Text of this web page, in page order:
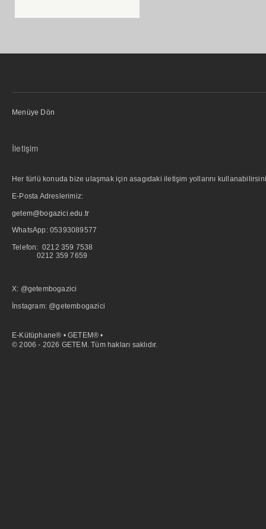
Menüye Dön
İletişim
Her türlü konuda bize ulaşmak için asagıdaki iletişim yollarını
E-Posta Adreslerimiz:
getem@bogazici.edu.tr
WhatsApp: 05393089577
Telefon: 0212 359 7538
0212 359 7659
X: @getembogazici
İnstagram: @getembogazici
E-Kütüphane® • GETEM® •
© 2006 - 2026 GETEM. Tüm hakları saklıdır.